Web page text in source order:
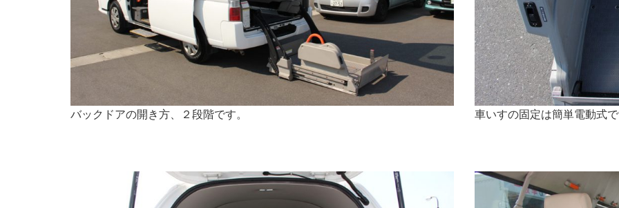
バックドアの開き方、２段階です。 車いすの固定は簡単電動式